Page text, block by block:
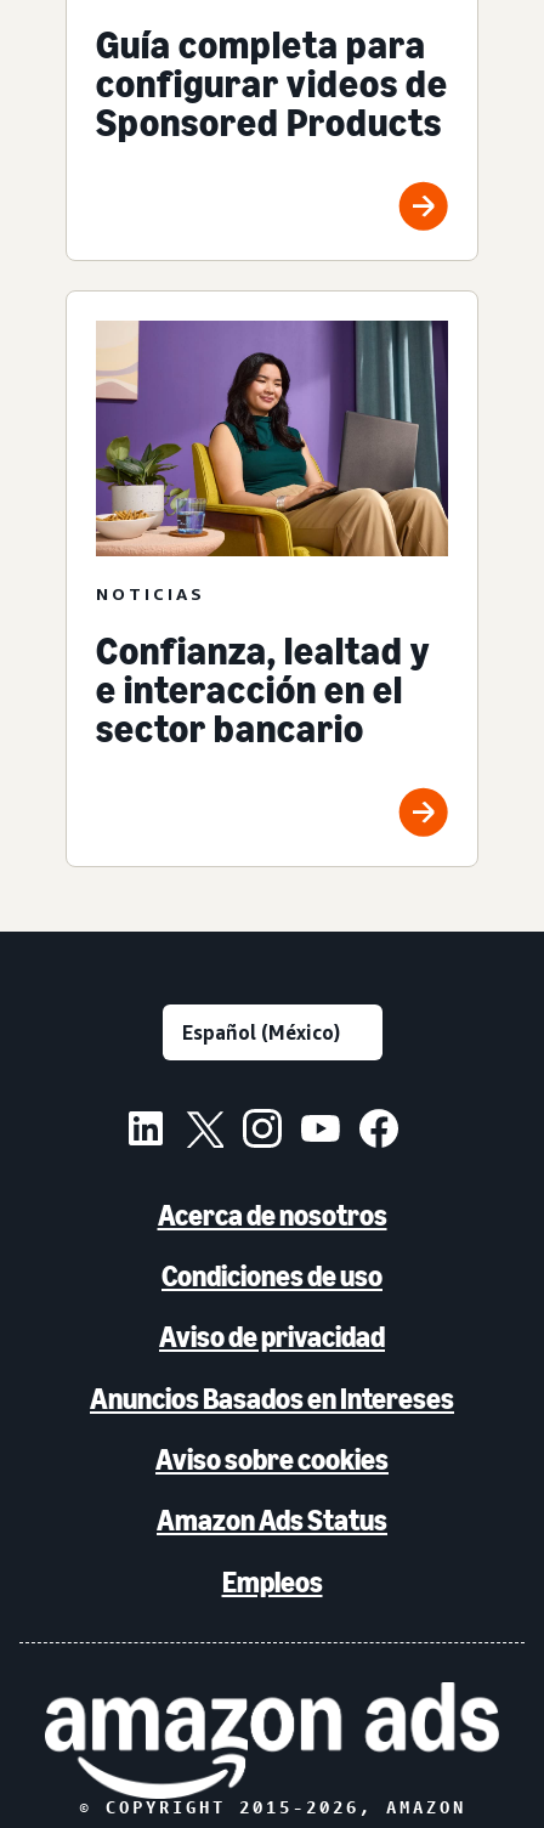
Guía completa para
configurar videos de
Sponsored Products
NOTICIAS
Confianza, lealtad y
e interacción en el
sector bancario
Acerca de nosotros
Condiciones de uso
Aviso de privacidad
Anuncios Basados en Intereses
Aviso sobre cookies
Amazon Ads Status
Empleos
© COPYRIGHT 2015- 2026 , AMAZON